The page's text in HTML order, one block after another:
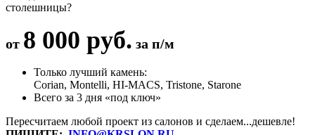
столешницы?
от 8 000 руб. за п/м
Только лучший камень:
Corian, Montelli, HI-MACS, Tristone, Starone
Всего за 3 дня «под ключ»
Пересчитаем любой проект из салонов и сделаем...дешевле!